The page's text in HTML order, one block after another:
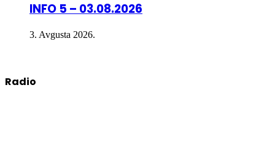
INFO 5 – 03.08.2026
3. Avgusta 2026.
Radio